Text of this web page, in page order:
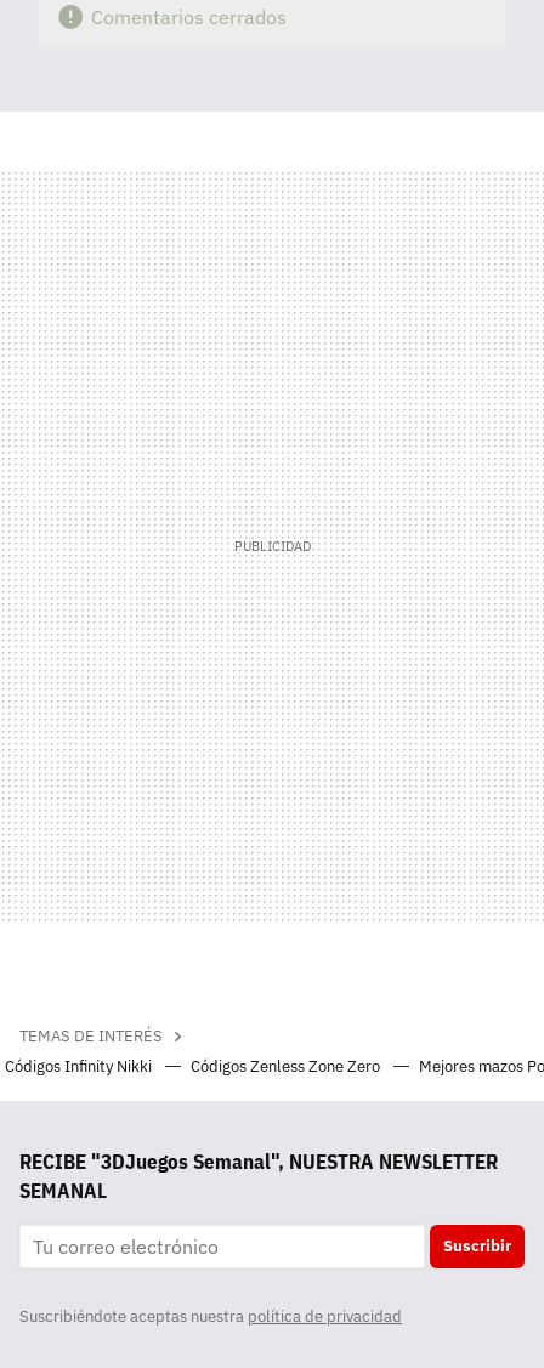
Comentarios cerrados
TEMAS DE INTERÉS
Códigos Infinity Nikki
Códigos Zenless Zone Zero Mejores mazos
RECIBE "3DJuegos Semanal", NUESTRA NEWSLETTER
SEMANAL
Suscribir
Suscribiéndote aceptas nuestra política de privacidad